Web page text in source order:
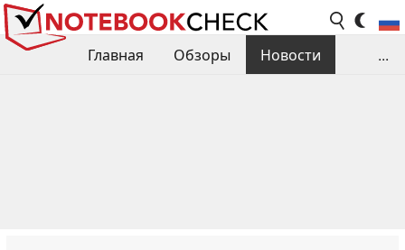
Главная Обзоры
Новости
...